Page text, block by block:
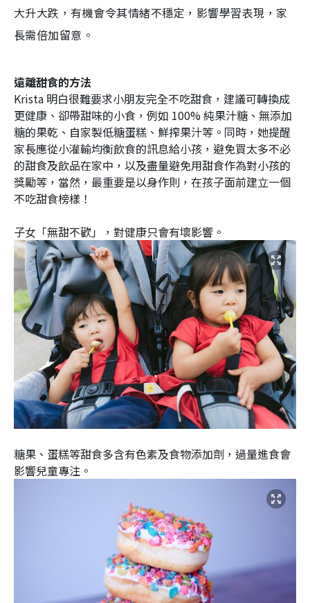
大升大跌，有機會令其情緒不穩定，影響學習表現，家
長需倍加留意。
遠離甜食的方法
Krista 明白很難要求小朋友完全不吃甜食，建議可轉換成
更健康、卻帶甜味的小食，例如 100% 純果汁糖、無添加
糖的果乾、自家製低糖蛋糕、鮮搾果汁等。同時，她提醒
家長應從小灌輸均衡飲食的訊息給小孩，避免買太多不必
的甜食及飲品在家中，以及盡量避免用甜食作為對小孩的
獎勵等，當然，最重要是以身作則，在孩子面前建立一個
不吃甜食榜樣！
子女「無甜不歡」，對健康只會有壞影響。
糖果、蛋糕等甜食多含有色素及食物添加劑，過量進食會
影響兒童專注。